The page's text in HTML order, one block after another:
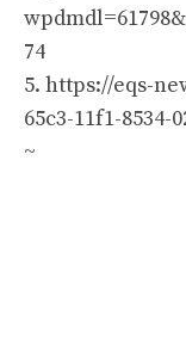
74
5. https://eqs-
65c3-11f1-8534-
~